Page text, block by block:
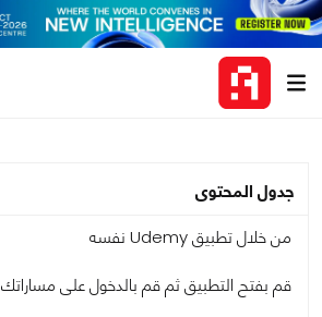
جدول المحتوى
من خلال تطبيق Udemy نفسه
قم بفتح التطبيق ثم قم بالدخول على مساراتك